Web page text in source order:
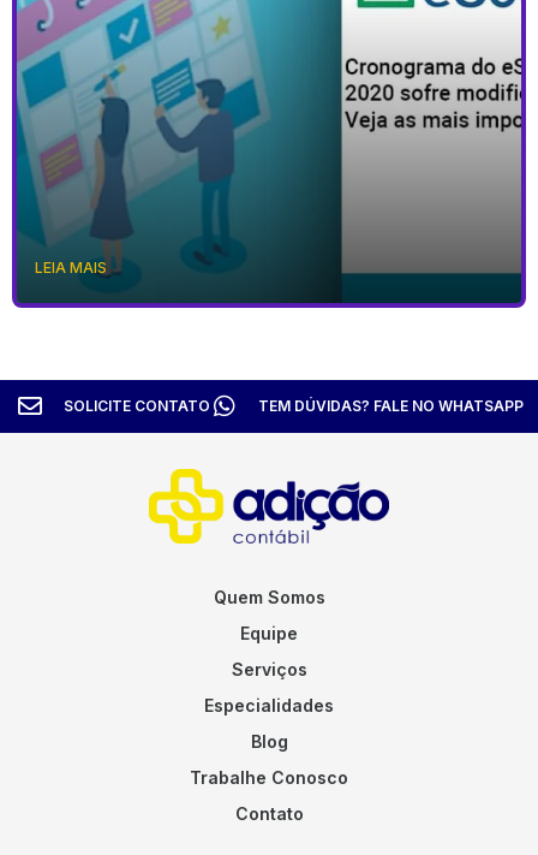
LEIA MAIS
SOLICITE CONTATO TEM DÚVIDAS? FALE NO WHATSAPP
Quem Somos
Equipe
Serviços
Especialidades
Blog
Trabalhe Conosco
Contato